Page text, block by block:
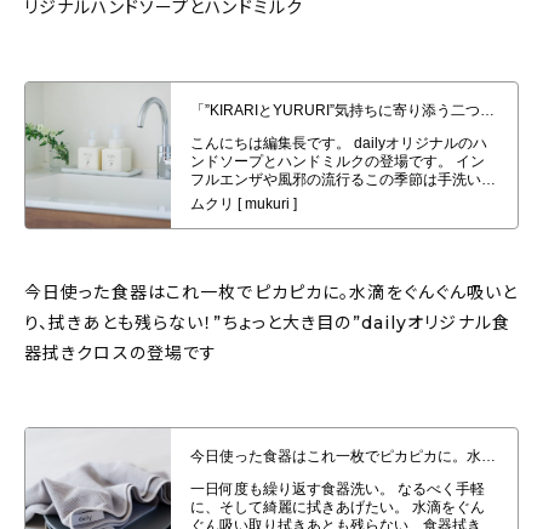
リジナルハンドソープとハンドミルク
「”KIRARIとYURURI”気持ちに寄り添う二つの香り」dailyオリジナルハン
ドソープとハンドミルク発売！
今日使った食器はこれ一枚でピカピカに。水滴をぐんぐん吸いと
り、拭きあとも残らない！”ちょっと大き目の”dailyオリジナル食
器拭きクロスの登場です
も残らない！”ちょっと大き目の”dailyオリジナル食器拭きクロスの登場で
す